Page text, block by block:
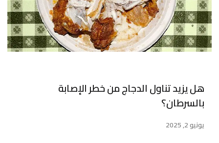
هل يزيد تناول الدجاج من خطر الإصابة
بالسرطان؟
يونيو 2, 2025